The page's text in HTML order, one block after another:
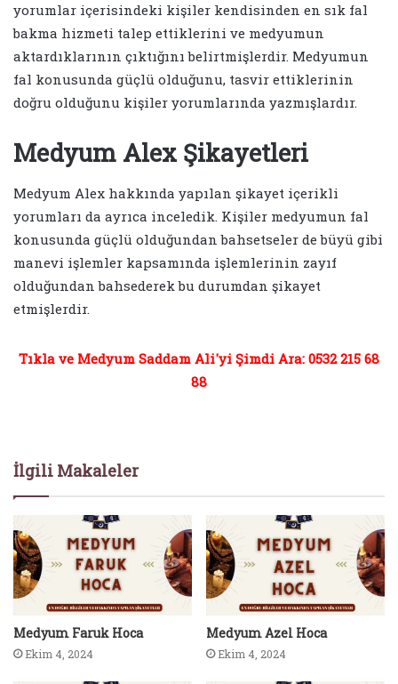
yorumlar içerisindeki kişiler kendisinden en sık fal
bakma hizmeti talep ettiklerini ve medyumun
aktardıklarının çıktığını belirtmişlerdir. Medyumun
fal konusunda güçlü olduğunu, tasvir ettiklerinin
doğru olduğunu kişiler yorumlarında yazmışlardır.
Medyum Alex Şikayetleri
Medyum Alex hakkında yapılan şikayet içerikli
yorumları da ayrıca inceledik. Kişiler medyumun fal
konusunda güçlü olduğundan bahsetseler de büyü gibi
manevi işlemler kapsamında işlemlerinin zayıf
olduğundan bahsederek bu durumdan şikayet
etmişlerdir.
Tıkla ve Medyum Saddam Ali'yi Şimdi Ara: 0532 215 68
88
İlgili Makaleler
Medyum Faruk Hoca
Ekim 4, 2024
Medyum Azel Hoca
Ekim 4, 2024